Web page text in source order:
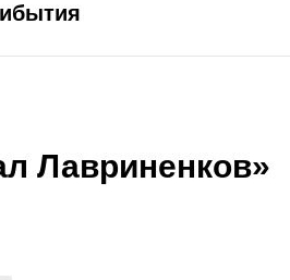
Лавриненков»